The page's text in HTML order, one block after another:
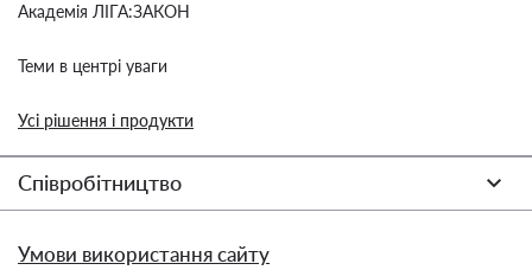
Академія ЛІГА:ЗАКОН
Теми в центрі уваги
Усі рішення і продукти
Співробітництво
Умови використання сайту